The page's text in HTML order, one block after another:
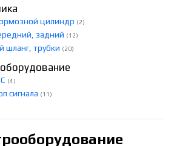
цилиндр (2)
задний (12)
шланг, трубки (20)
(4)
сигнала (11)